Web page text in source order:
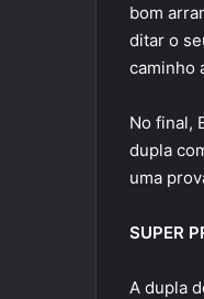
bom
ditar o
caminho
No final,
dupla
uma
SUPER
A dupla